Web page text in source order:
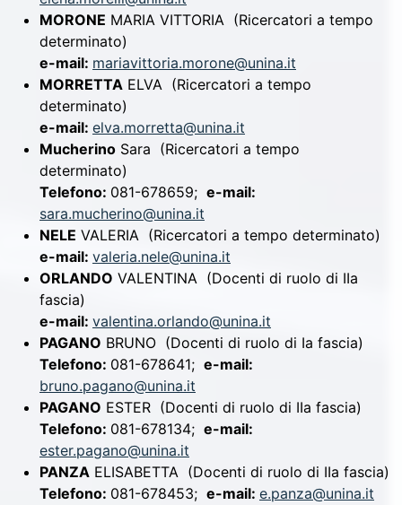
MORONE MARIA VITTORIA (Ricercatori a tempo
determinato)
e-mail: mariavittoria.morone@unina.it
MORRETTA ELVA (Ricercatori a tempo
determinato)
e-mail: elva.morretta@unina.it
Mucherino Sara (Ricercatori a tempo
determinato)
Telefono: 081-678659; e-mail:
sara.mucherino@unina.it
NELE VALERIA (Ricercatori a tempo determinato)
e-mail: valeria.nele@unina.it
ORLANDO VALENTINA (Docenti di ruolo di IIa
fascia)
e-mail: valentina.orlando@unina.it
PAGANO BRUNO (Docenti di ruolo di Ia fascia)
Telefono: 081-678641; e-mail:
bruno.pagano@unina.it
PAGANO ESTER (Docenti di ruolo di IIa fascia)
Telefono: 081-678134; e-mail:
ester.pagano@unina.it
PANZA ELISABETTA (Docenti di ruolo di IIa fascia)
Telefono: 081-678453; e-mail: e.panza@unina.it